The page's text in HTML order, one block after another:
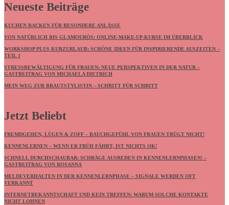
Neueste Beiträge
KUCHEN BACKEN FÜR BESONDERE ANLÄSSE
VON NATÜRLICH BIS GLAMOURÖS: ONLINE-MAKE-UP-KURSE IM ÜBERBLICK
WORKSHOP PLUS KURZURLAUB: SCHÖNE IDEEN FÜR INSPIRIERENDE AUSZEITEN –
TEIL 1
STRESSBEWÄLTIGUNG FÜR FRAUEN: NEUE PERSPEKTIVEN IN DER NATUR –
GASTBEITRAG VON MICHAELA DIETRICH
MEIN WEG ZUR BRAUTSTYLISTIN – SCHRITT FÜR SCHRITT
Jetzt Beliebt
FREMDGEHEN, LÜGEN & ZOFF – BAUCHGEFÜHL VON FRAUEN TRÜGT NICHT!
KENNENLERNEN – WENN ER FRÜH FÄHRT, IST NICHTS OK!
SCHNELL DURCHSCHAUBAR: SCHRÄGE AUSREDEN IN KENNENLERNPHASEN! –
GASTBEITRAG VON ROSANNA
MELDEVERHALTEN IN DER KENNENLERNPHASE – SIGNALE WERDEN OFT
VERKANNT
INTERNETBEKANNTSCHAFT UND KEIN TREFFEN: WARUM SOLCHE KONTAKTE
NICHT LOHNEN